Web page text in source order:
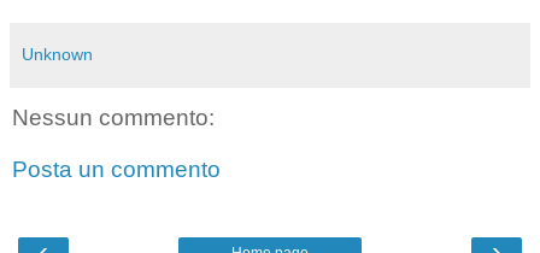
Unknown
Nessun commento:
Posta un commento